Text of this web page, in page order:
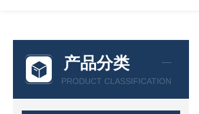
产品分类
PRODUCT CLASSIFICATION